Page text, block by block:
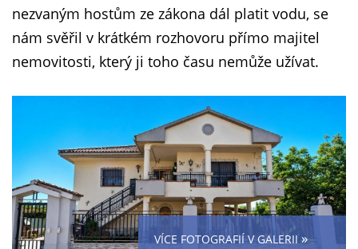
nezvaným hostům ze zákona dál platit vodu, se
nám svěřil v krátkém rozhovoru přímo majitel
nemovitosti, který ji toho času nemůže užívat.
VÍCE FOTOGRAFIÍ V GALERII»